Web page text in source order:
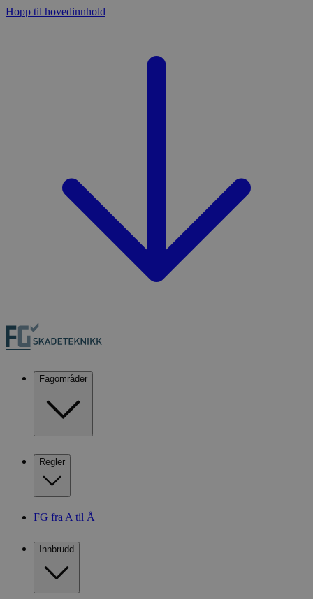
Hopp til hovedinnhold
Fagområder
Regler
FG fra A til Å
Innbrudd